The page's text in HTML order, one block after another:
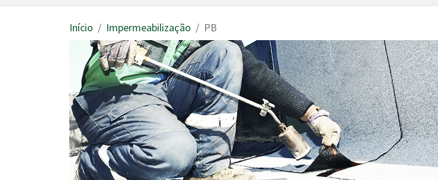
Início Impermeabilização PB